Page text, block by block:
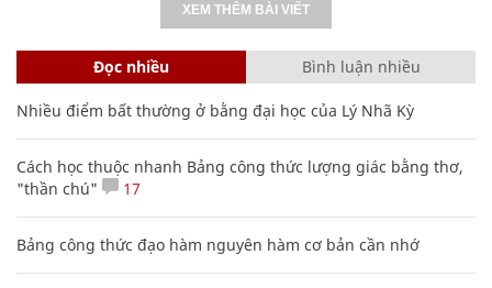
XEM THÊM BÀI VIẾT
Đọc nhiều Bình luận nhiều
Nhiều điểm bất thường ở bằng đại học của Lý Nhã Kỳ
Cách học thuộc nhanh Bảng công thức lượng giác bằng thơ,
"thần chú"
17
Bảng công thức đạo hàm nguyên hàm cơ bản cần nhớ